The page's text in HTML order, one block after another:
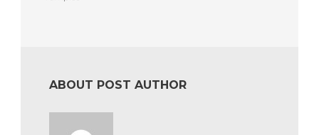
ABOUT POST AUTHOR